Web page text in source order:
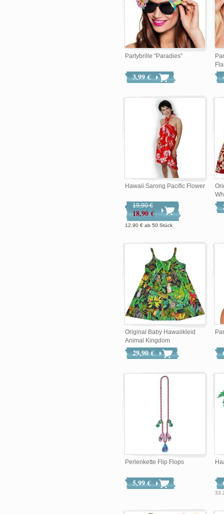
Partybrille "Paradies"
3,99 €
Hawaii Sarong Pacific Flower
19,90 €
18,90 €
12,90 € ab 50 Stück
Original Baby Hawaiikleid
Animal Kingdom
29,90 €
Perlenkette Flip Flops
5,99 €